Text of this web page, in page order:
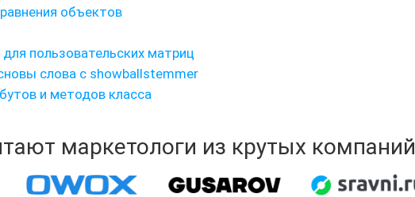
объектов
пользовательских матриц
слова с showballstemmer
и методов класса
маркетологи из крутых компаний